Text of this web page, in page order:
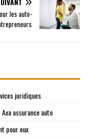
les auto-
juridiques
assurance auto
pour eux